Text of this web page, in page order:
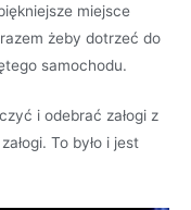
miejsce
żeby dotrzeć do
samochodu.
i odebrać załogi z
To było i jest